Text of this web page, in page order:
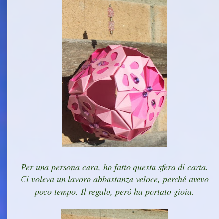
Per una persona cara, ho fatto questa sfera di carta.
Ci voleva un lavoro abbastanza veloce, perché avevo
poco tempo. Il regalo, però ha portato gioia.